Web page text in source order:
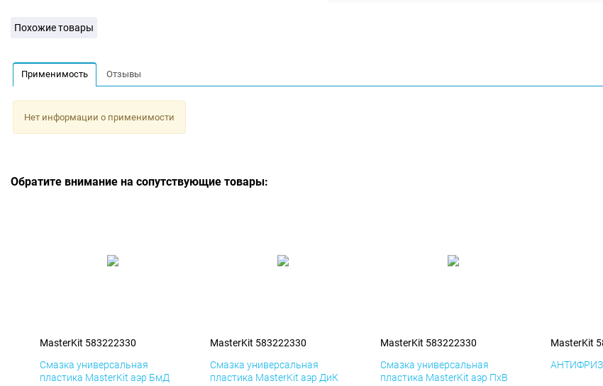
Похожие товары
Применимость Отзывы
Нет информации о применимости
Обратите внимание на сопутствующие товары:
MasterKit 583222330
Смазка универсальная
пластика MasterKit аэр БмД
MasterKit 583222330
Смазка универсальная
пластика MasterKit аэр ДиК
MasterKit 583222330
Смазка универсальная
пластика MasterKit аэр ПхВ
MasterKit
АНТИФРИЗ